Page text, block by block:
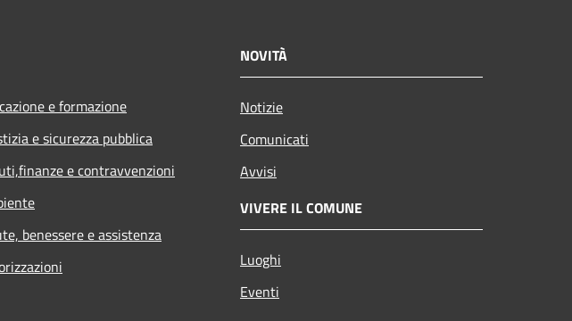
e formazione
e sicurezza pubblica
e contravvenzioni
benessere e assistenza
NOVITÀ
Notizie
Comunicati
Avvisi
VIVERE IL COMUNE
Luoghi
Eventi